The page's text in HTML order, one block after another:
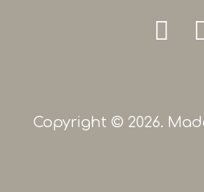
Copyright © 2026.